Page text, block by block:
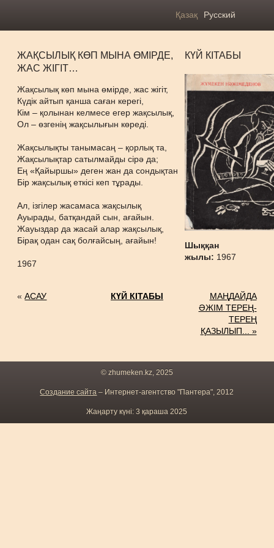
Қазақ Русский
ЖАҚСЫЛЫҚ КӨП МЫНА ӨМІРДЕ,
ЖАС ЖІГІТ…
Жақсылық көп мына өмірде, жас жігіт,
Күдік айтып қанша саған керегі,
Кім – қолынан келмесе егер жақсылық,
Ол – өзгенің жақсылығын көреді.
Жақсылықты танымасаң – қорлық та,
Жақсылықтар сатылмайды сірә да;
Ең «Қайыршы» деген жан да сондықтан
Бір жақсылық еткісі кеп тұрады.
Ал, ізгілер жасамаса жақсылық
Ауырады, батқандай сын, ағайын.
Жауыздар да жасай алар жақсылық,
Бірақ одан сақ болғайсың, ағайын!
1967
КҮЙ КІТАБЫ
Шыққан
жылы: 1967
«АСАУ КҮЙ КІТАБЫ
МАҢДАЙДА
ӘЖІМ ТЕРЕҢ-
ТЕРЕҢ
ҚАЗЫЛЫП... »
© zhumeken.kz, 2025
Создание сайта – Интернет-агентство "Пантера", 2012
Жаңарту күні: 3 қараша 2025